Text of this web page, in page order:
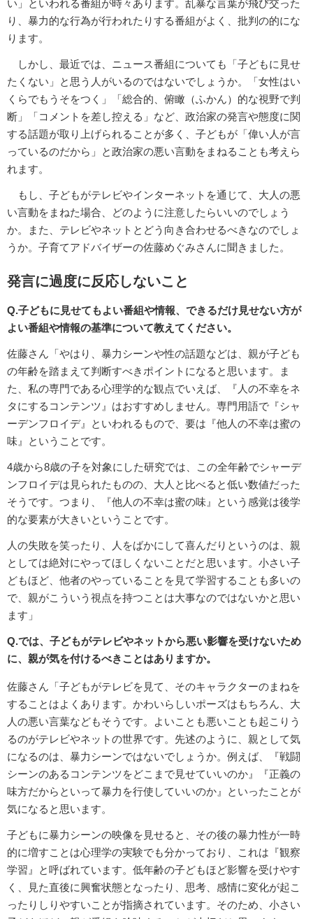
い」といわれる番組が時々あります。乱暴な言葉が飛び交った
り、暴力的な行為が行われたりする番組がよく、批判の的にな
ります。
しかし、最近では、ニュース番組についても「子どもに見せ
たくない」と思う人がいるのではないでしょうか。「女性はい
くらでもうそをつく」「総合的、俯瞰（ふかん）的な視野で判
断」「コメントを差し控える」など、政治家の発言や態度に関
する話題が取り上げられることが多く、子どもが「偉い人が言
っているのだから」と政治家の悪い言動をまねることも考えら
れます。
もし、子どもがテレビやインターネットを通じて、大人の悪
い言動をまねた場合、どのように注意したらいいのでしょう
か。また、テレビやネットとどう向き合わせるべきなのでしょ
うか。子育てアドバイザーの佐藤めぐみさんに聞きました。
発言に過度に反応しないこと
Q.子どもに見せてもよい番組や情報、できるだけ見せない方が
よい番組や情報の基準について教えてください。
佐藤さん「やはり、暴力シーンや性の話題などは、親が子ども
の年齢を踏まえて判断すべきポイントになると思います。ま
た、私の専門である心理学的な観点でいえば、『人の不幸をネ
タにするコンテンツ』はおすすめしません。専門用語で『シャ
ーデンフロイデ』といわれるもので、要は『他人の不幸は蜜の
味』ということです。
4歳から8歳の子を対象にした研究では、この全年齢でシャーデ
ンフロイデは見られたものの、大人と比べると低い数値だった
そうです。つまり、『他人の不幸は蜜の味』という感覚は後学
的な要素が大きいということです。
人の失敗を笑ったり、人をばかにして喜んだりというのは、親
としては絶対にやってほしくないことだと思います。小さい子
どもほど、他者のやっていることを見て学習することも多いの
で、親がこういう視点を持つことは大事なのではないかと思い
ます」
Q.では、子どもがテレビやネットから悪い影響を受けないため
に、親が気を付けるべきことはありますか。
佐藤さん「子どもがテレビを見て、そのキャラクターのまねを
することはよくあります。かわいらしいポーズはもちろん、大
人の悪い言葉などもそうです。よいことも悪いことも起こりう
るのがテレビやネットの世界です。先述のように、親として気
になるのは、暴力シーンではないでしょうか。例えば、『戦闘
シーンのあるコンテンツをどこまで見せていいのか』『正義の
味方だからといって暴力を行使していいのか』といったことが
気になると思います。
子どもに暴力シーンの映像を見せると、その後の暴力性が一時
的に増すことは心理学の実験でも分かっており、これは『観察
学習』と呼ばれています。低年齢の子どもほど影響を受けやす
く、見た直後に興奮状態となったり、思考、感情に変化が起こ
ったりしりやすいことが指摘されています。そのため、小さい